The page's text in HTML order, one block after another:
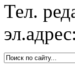
Тел.
эл.адрес: